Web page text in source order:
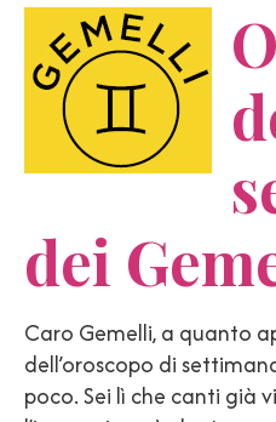
dei
Caro Gemelli, a quanto
dell’oroscopo di
poco. Sei lì che canti già